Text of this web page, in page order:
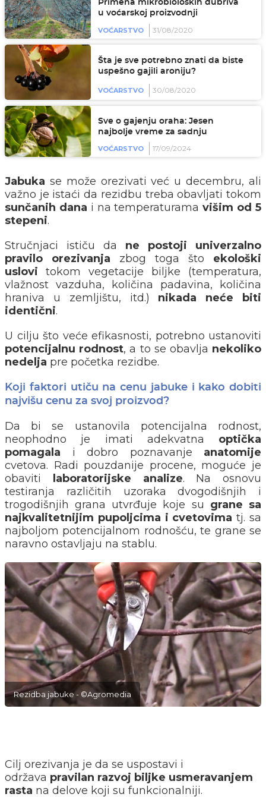
Primena mikrobioloških đubriva
u voćarskoj proizvodnji
VOĆARSTVO 31/08/2020
Šta je sve potrebno znati da biste
uspešno gajili aroniju?
VOĆARSTVO 30/08/2020
Sve o gajenju oraha: Jesen
najbolje vreme za sadnju
VOĆARSTVO 17/09/2024
Jabuka se može orezivati već u decembru, ali
važno je istaći da rezidbu treba obavljati tokom
sunčanih dana i na temperaturamavišim od 5
stepeni.
Stručnjaci ističu da ne postoji univerzalno
pravilo orezivanja zbog toga što ekološki
uslovi tokom vegetacije biljke (temperatura,
vlažnost vazduha, količina padavina, količina
hraniva u zemljištu, itd.) nikada neće biti
identični.
U cilju što veće efikasnosti, potrebno ustanoviti
potencijalnu rodnost, a to se obavlja nekoliko
nedelja pre početka rezidbe.
Koji faktori utiču na cenu jabuke i kako dobiti
najvišu cenu za svoj proizvod?
Da bi se ustanovila potencijalna rodnost,
neophodno je imati adekvatna optička
pomagala i dobro poznavanje anatomije
cvetova. Radi pouzdanije procene, moguće je
obaviti
laboratorijske analize. Na osnovu
testiranja različitih uzoraka dvogodišnjih i
trogodišnjih grana utvrđuje koje su grane sa
najkvalitetnijim pupoljcima i cvetovima tj. sa
najboljom potencijalnom rodnošću, te grane se
naravno ostavljaju na stablu.
Rezidba jabuke - ©Agromedia
Cilj orezivanja je da se uspostavi i
održava pravilan razvoj biljke usmeravanjem
rasta na delove koji su funkcionalniji.